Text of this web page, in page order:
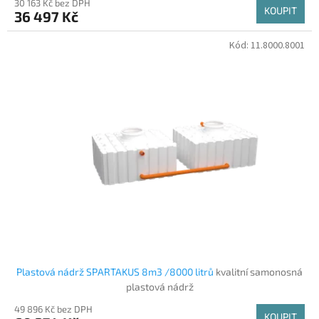
30 163 Kč bez DPH
36 497 Kč KOUPIT
Plastová nádrž SPARTAKUS 8m3 /8000 litrů kvalitní samonosná
plastová nádrž
49 896 Kč bez DPH
KOUPIT
Kód: 11.8000.8001